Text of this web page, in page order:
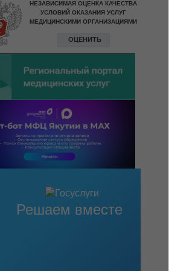
Решаем вместе